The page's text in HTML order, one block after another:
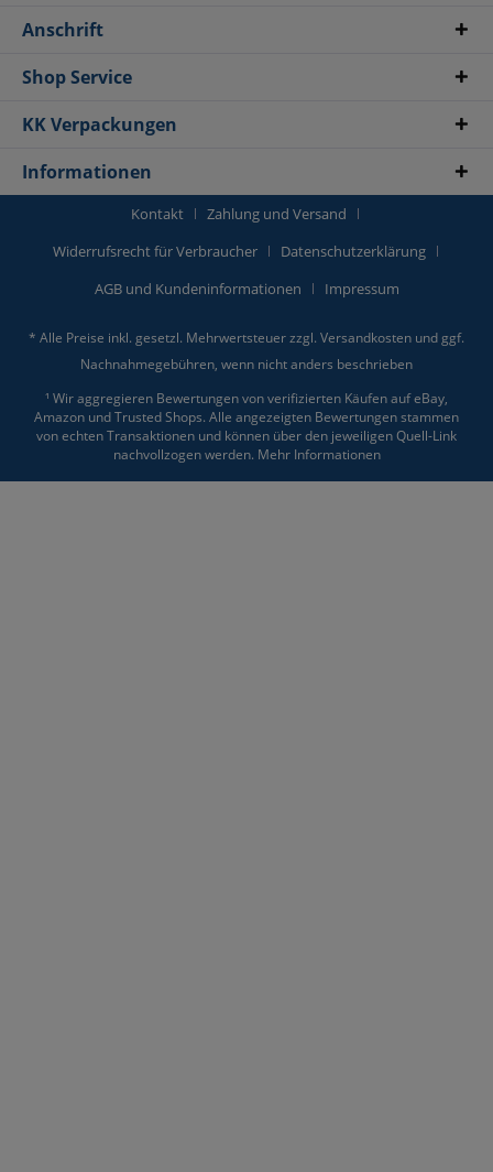
Anschrift
Shop Service
KK Verpackungen
Informationen
Kontakt
Zahlung und Versand
Widerrufsrecht für Verbraucher
Datenschutzerklärung
AGB und Kundeninformationen
Impressum
* Alle Preise inkl. gesetzl. Mehrwertsteuer zzgl. Versandkosten und ggf.
Nachnahmegebühren, wenn nicht anders beschrieben
¹ Wir aggregieren Bewertungen von verifizierten Käufen auf eBay,
Amazon und Trusted Shops. Alle angezeigten Bewertungen stammen
von echten Transaktionen und können über den jeweiligen Quell-Link
nachvollzogen werden. Mehr Informationen